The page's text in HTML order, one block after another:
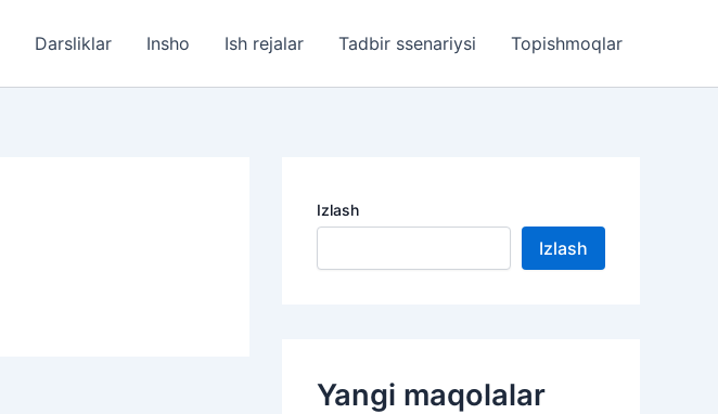
Darsliklar Insho Ish rejalar Tadbir ssenariysi Topishmoqlar
Izlash
Izlash
Yangi maqolalar